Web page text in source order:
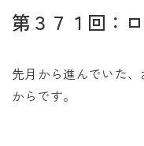
モデルハウス
未来に住み継ぐ
第３７１回：
先月から進んでいた
からです。